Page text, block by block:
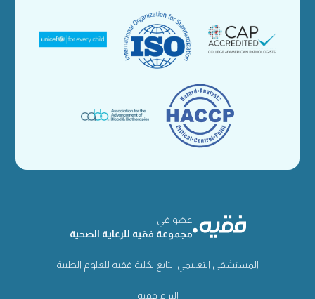
عضو في
مجموعة فقيه للرعاية الصحية
المستشفى التعليمي التابع لكلية فقيه للعلوم الطبية
إلتزام فقيه